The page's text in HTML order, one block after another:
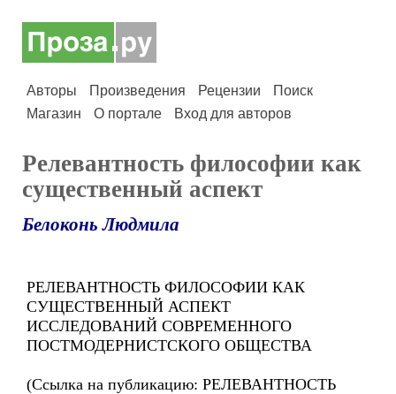
Авторы Произведения Рецензии
Поиск
Магазин
О портале Вход для авторов
Релевантность философии как
существенный аспект
Белоконь Людмила
РЕЛЕВАНТНОСТЬ ФИЛОСОФИИ КАК
СУЩЕСТВЕННЫЙ АСПЕКТ
ИССЛЕДОВАНИЙ СОВРЕМЕННОГО
ПОСТМОДЕРНИСТСКОГО ОБЩЕСТВА
(Ссылка на публикацию: РЕЛЕВАНТНОСТЬ